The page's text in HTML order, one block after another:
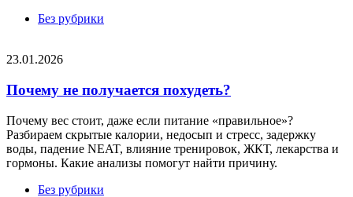
Без рубрики
23.01.2026
Почему не получается похудеть?
Почему вес стоит, даже если питание «правильное»?
Разбираем скрытые калории, недосып и стресс, задержку
воды, падение NEAT, влияние тренировок, ЖКТ, лекарства и
гормоны. Какие анализы помогут найти причину.
Без рубрики